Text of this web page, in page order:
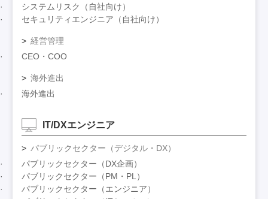
システムリスク（自社向け）
セキュリティエンジニア（自社向け）
経営管理
CEO・COO
海外進出
海外進出
IT/DXエンジニア
パブリックセクター（デジタル・DX）
パブリックセクター（DX企画）
パブリックセクター（PM・PL）
パブリックセクター（エンジニア）